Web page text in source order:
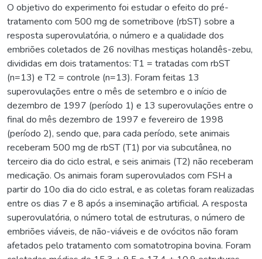
O objetivo do experimento foi estudar o efeito do pré-
tratamento com 500 mg de sometribove (rbST) sobre a
resposta superovulatória, o número e a qualidade dos
embriões coletados de 26 novilhas mestiças holandês-zebu,
divididas em dois tratamentos: T1 = tratadas com rbST
(n=13) e T2 = controle (n=13). Foram feitas 13
superovulações entre o mês de setembro e o início de
dezembro de 1997 (período 1) e 13 superovulações entre o
final do mês dezembro de 1997 e fevereiro de 1998
(período 2), sendo que, para cada período, sete animais
receberam 500 mg de rbST (T1) por via subcutânea, no
terceiro dia do ciclo estral, e seis animais (T2) não receberam
medicação. Os animais foram superovulados com FSH a
partir do 10o dia do ciclo estral, e as coletas foram realizadas
entre os dias 7 e 8 após a inseminação artificial. A resposta
superovulatória, o número total de estruturas, o número de
embriões viáveis, de não-viáveis e de ovócitos não foram
afetados pelo tratamento com somatotropina bovina. Foram